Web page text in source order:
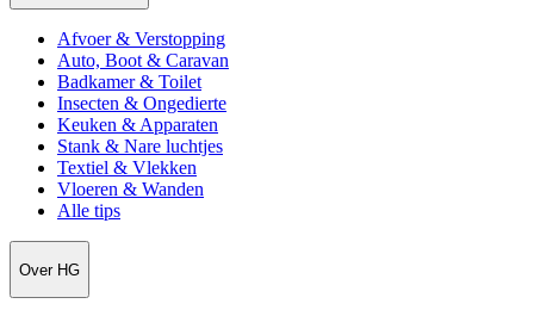
Afvoer & Verstopping
Auto, Boot & Caravan
Badkamer & Toilet
Insecten & Ongedierte
Keuken & Apparaten
Stank & Nare luchtjes
Textiel & Vlekken
Vloeren & Wanden
Alle tips
Over HG